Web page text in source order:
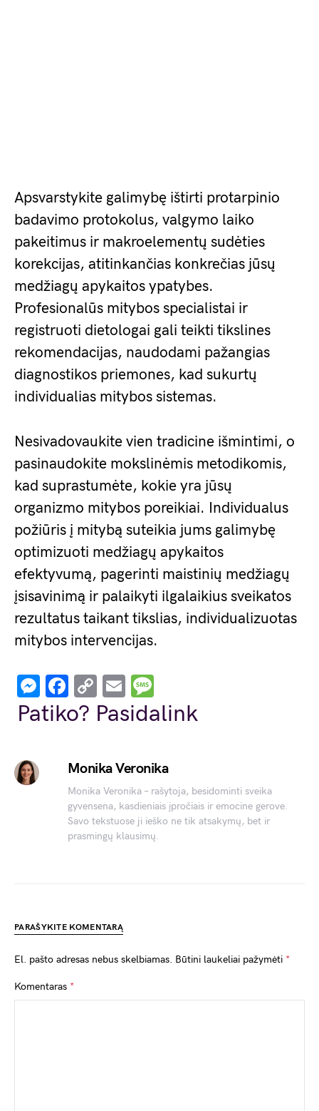
Apsvarstykite galimybę ištirti protarpinio
badavimo protokolus, valgymo laiko
pakeitimus ir makroelementų sudėties
korekcijas, atitinkančias konkrečias jūsų
medžiagų apykaitos ypatybes.
Profesionalūs mitybos specialistai ir
registruoti dietologai gali teikti tikslines
rekomendacijas, naudodami pažangias
diagnostikos priemones, kad sukurtų
individualias mitybos sistemas.
Nesivadovaukite vien tradicine išmintimi, o
pasinaudokite mokslinėmis metodikomis,
kad suprastumėte, kokie yra jūsų
organizmo mitybos poreikiai. Individualus
požiūris į mitybą suteikia jums galimybę
optimizuoti medžiagų apykaitos
efektyvumą, pagerinti maistinių medžiagų
įsisavinimą ir palaikyti ilgalaikius sveikatos
rezultatus taikant tikslias, individualizuotas
mitybos intervencijas.
Messenger
Facebook
Copy
Link
Email
Patiko? Pasidalink
Monika Veronika
Monika Veronika – rašytoja, besidominti sveika
gyvensena, kasdieniais įpročiais ir emocine gerove.
Savo tekstuose ji ieško ne tik atsakymų, bet ir
prasmingų klausimų.
PARAŠYKITE KOMENTARĄ
El. pašto adresas nebus skelbiamas. Būtini laukeliai pažymėti *
Komentaras *